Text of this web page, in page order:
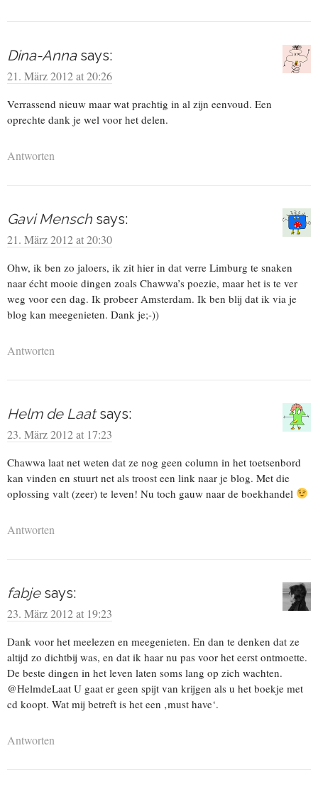
Dina-Anna says:
21. März 2012 at 20:26
Verrassend nieuw maar wat prachtig in al zijn eenvoud. Een
oprechte dank je wel voor het delen.
Antworten
Gavi Mensch says:
21. März 2012 at 20:30
Ohw, ik ben zo jaloers, ik zit hier in dat verre Limburg te snaken
naar écht mooie dingen zoals Chawwa’s poezie, maar het is te ver
weg voor een dag. Ik probeer Amsterdam. Ik ben blij dat ik via je
blog kan meegenieten. Dank je;-))
Antworten
Helm de Laat says:
23. März 2012 at 17:23
Chawwa laat net weten dat ze nog geen column in het toetsenbord
kan vinden en stuurt net als troost een link naar je blog. Met die
oplossing valt (zeer) te leven! Nu toch gauw naar de boekhandel
Antworten
fabje says:
23. März 2012 at 19:23
Dank voor het meelezen en meegenieten. En dan te denken dat ze
altijd zo dichtbij was, en dat ik haar nu pas voor het eerst ontmoette.
De beste dingen in het leven laten soms lang op zich wachten.
@HelmdeLaat U gaat er geen spijt van krijgen als u het boekje met
cd koopt. Wat mij betreft is het een ‚must have‘.
Antworten